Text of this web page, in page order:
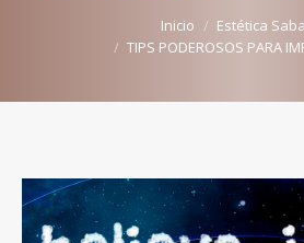
Inicio
Estética
TIPS PODEROSOS PARA